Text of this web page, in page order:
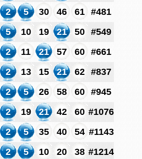
2 5 30 46 61
#481
5 10 19 21 50
#549
2 11 21 57 60
#661
2 13 15 21 62
#837
2 5 26 58 60
#945
2 19 21 42 60 #1076
2 5 35 40 54 #1143
2 5 10 20 38 #1214